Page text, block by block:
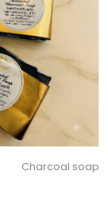
Charcoal soap